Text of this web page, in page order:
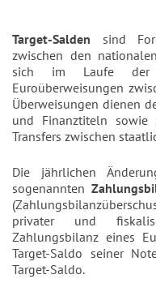
Target-Salden sind
zwischen den
sich im Laufe der
Euroüberweisungen
Überweisungen dienen
und Finanztiteln sowie
Transfers zwischen
Die jährlichen
sogenannten
privater und
Zahlungsbilanz eines
Target-Saldo seiner
Target-Saldo.